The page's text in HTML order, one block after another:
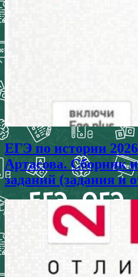
ЕГЭ по истории
Артасова. Сборник
заданий (задания и